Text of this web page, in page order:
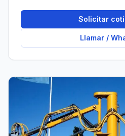
Solicitar
Llamar /